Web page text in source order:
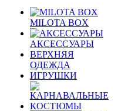
MILOTA BOX
АКСЕССУАРЫ
ВЕРХНЯЯ
ОДЕЖДА
ИГРУШКИ